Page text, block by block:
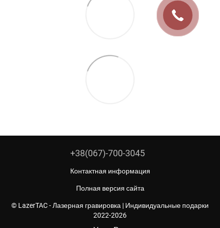
+38(067)-700-3045
Контактная информация
Полная версия сайта
© LazerTAC - Лазерная гравировка | Индивидуальные подарки
2022-2026